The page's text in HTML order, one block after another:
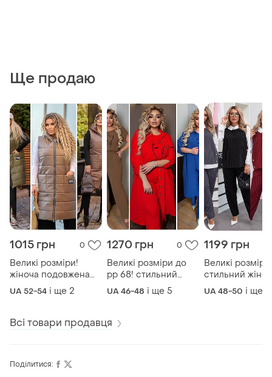
Ще продаю
1015 грн 0
Великі розміри!
жіноча подовжена
демісезонна
жилетка з
батальних розмірах
UA 52-54 і ще 2
1270 грн 0
Великі розміри до
рр 68! стильний
костюм трійка:
кардиган, блуза,
розмірах
UA 46-48 і ще 5
1199 грн
Великі розміри!
стильний
брючний
трійка: блуза,
UA 48-50 і ще
Всі товари продавця
Поділитися: